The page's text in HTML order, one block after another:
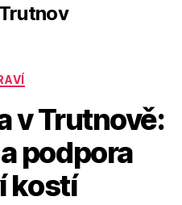
Trutnov
Rubriky
v Trutnově:
podpora
kostí